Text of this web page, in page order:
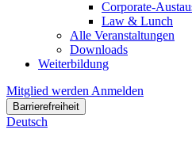
Corporate-
Law & Lunch
Alle Veranstaltungen
Downloads
Weiterbildung
Mitglied werden Anmelden
Barrierefreiheit
Deutsch